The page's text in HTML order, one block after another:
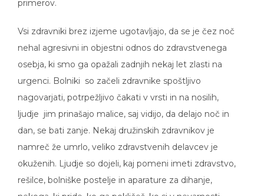
nehal agresivni in objestni odnos do zdravstvenega
osebja, ki smo ga opažali zadnjih nekaj let zlasti na
urgenci. Bolniki so začeli zdravnike spoštljivo
nagovarjati, potrpežljivo čakati v vrsti in na nosilih,
ljudje jim prinašajo malice, saj vidijo, da delajo noč in
dan, se bati zanje. Nekaj družinskih zdravnikov je
namreč že umrlo, veliko zdravstvenih delavcev je
okuženih. Ljudje so dojeli, kaj pomeni imeti zdravstvo,
rešilce, bolniške postelje in aparature za dihanje,
nekoga, ki pride, ko ga pokličeš, ko si v nevarnosti.